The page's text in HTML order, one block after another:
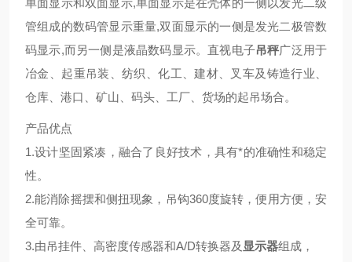
单面显示和双面显示,单面显示是在壳体的一侧以发光二级
管组成的数码管显示重量,双面显示的一侧是发光二极管数
码显示,而另一侧是液晶数码显示。直视电子吊秤广泛用于
冶金、起重吊装、纺织、化工、建材、叉车及铸造行业、
仓库、港口、矿山、码头、工厂、货场的起吊场合。
产品优点
1.设计坚固紧凑，融合了良好技术，具有*的准确性和稳定
性。
2.能消除摇摆和侧扭现象，吊钩360度旋转，便用方便，安
全可靠。
3.由吊挂件、高密度传感器和A/D转换器及 显示器组成，